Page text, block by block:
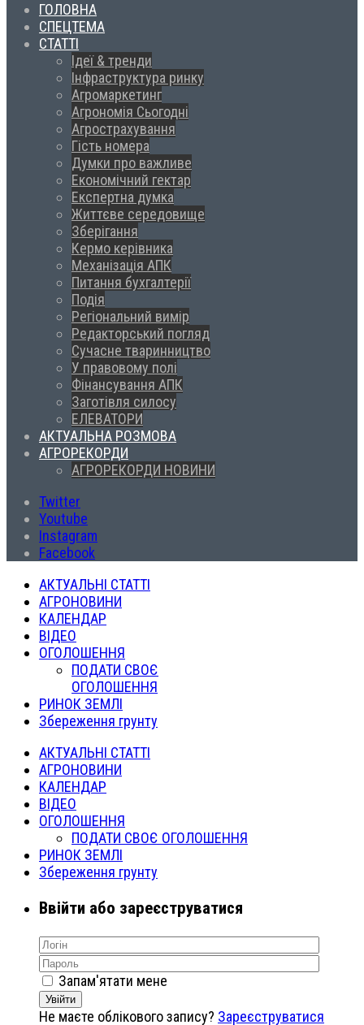
ГОЛОВНА
СПЕЦТЕМА
СТАТТІ
Ідеї & тренди
Інфраструктура ринку
Агромаркетинг
Агрономія Сьогодні
Агрострахування
Гість номера
Думки про важливе
Економічний гектар
Експертна думка
Життєве середовище
Зберігання
Кермо керівника
Механізація АПК
Питання бухгалтерії
Подія
Регіональний вимір
Редакторський погляд
Сучасне тваринництво
У правовому полі
Фінансування АПК
Заготівля силосу
ЕЛЕВАТОРИ
АКТУАЛЬНА РОЗМОВА
АГРОРЕКОРДИ
АГРОРЕКОРДИ НОВИНИ
Twitter
Youtube
Instagram
Facebook
АКТУАЛЬНІ СТАТТІ
АГРОНОВИНИ
КАЛЕНДАР
ВІДЕО
ОГОЛОШЕННЯ
ПОДАТИ СВОЄ
ОГОЛОШЕННЯ
РИНОК ЗЕМЛІ
Збереження грунту
АКТУАЛЬНІ СТАТТІ
АГРОНОВИНИ
КАЛЕНДАР
ВІДЕО
ОГОЛОШЕННЯ
ПОДАТИ СВОЄ ОГОЛОШЕННЯ
РИНОК ЗЕМЛІ
Збереження грунту
Ввійти або зареєструватися
Запам'ятати мене
Увійти
Не маєте облікового запису? Зареєструватися